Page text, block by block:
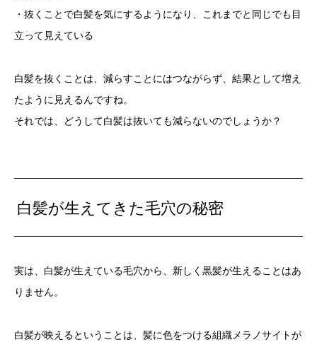
・抜くことで白髪を気にするようになり、これまでと同じでも目
立って見えている
白髪を抜くことは、減らすことにはつながらず、結果として増え
たように見えるんですね。
それでは、どうして白髪は抜いても減らないのでしょうか？
白髪が生えてきた毛穴の秘密
実は、白髪が生えている毛穴から、新しく黒髪が生えることはあ
りません。
白髪が映えるということは、髪に色をつける組織メラノサイトが